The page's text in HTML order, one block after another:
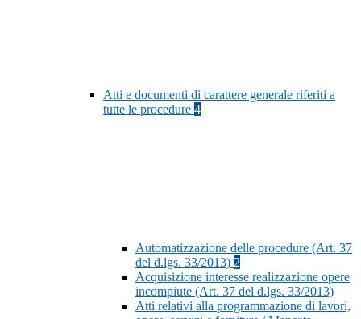
Atti e documenti di carattere generale riferiti a
tutte le procedure 4
Automatizzazione delle procedure (Art. 37
del d.lgs. 33/2013) 2
Acquisizione interesse realizzazione opere
incompiute (Art. 37 del d.lgs. 33/2013)
Atti relativi alla programmazione di lavori,